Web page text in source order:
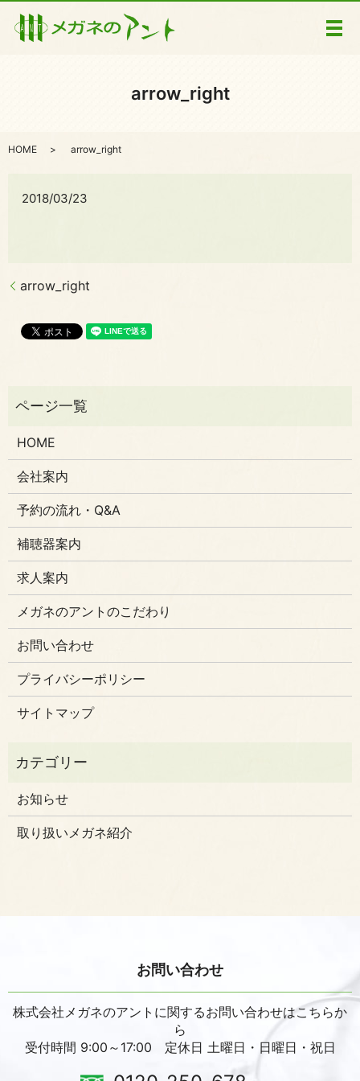
メ
arrow_right
HOME arrow_right
2018/03/23
arrow_right
HOME
会社案内
予約の流れ・Q&A
補聴器案内
求人案内
メガネのアントのこだわり
お問い合わせ
プライバシーポリシー
サイトマップ
お知らせ
取り扱いメガネ紹介
お問い合わせ
株式会社メガネのアントに関するお問い合わせはこちらか
ら
受付時間 9:00～17:00 定休日 土曜日・日曜日・祝日